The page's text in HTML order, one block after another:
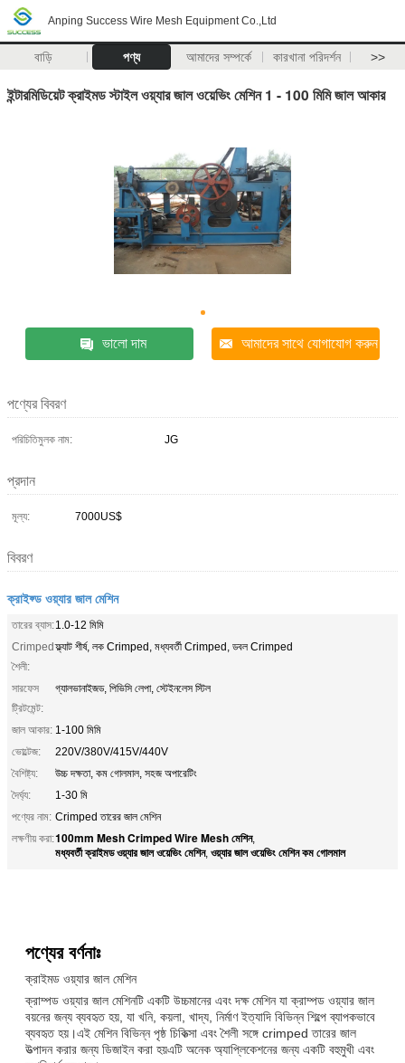
Anping Success Wire Mesh Equipment Co.,Ltd
বাড়ি পণ্য আমাদের সম্পর্কে কারখানা পরিদর্শন >>
ইন্টারমিডিয়েট ক্রাইমড স্টাইল ওয়্যার জাল ওয়েভিং মেশিন 1 - 100 মিমি জাল আকার
ভালো দাম আমাদের সাথে যোগাযোগ করুন
পণ্যের বিবরণ
পরিচিতিমুলক নাম: JG
প্রদান
মূল্য: 7000US$
বিবরণ
ক্রাইফ্ড ওয়্যার জাল মেশিন
তারের ব্যাস:1.0-12 মিমি
Crimped
শৈলী:
ফ্ল্যাট শীর্ষ, লক Crimped, মধ্যবর্তী Crimped, ডবল Crimped
সারফেস
ট্রিটমেন্ট:
গ্যালভানাইজড, পিভিসি লেপা, স্টেইনলেস স্টিল
জাল আকার: 1-100 মিমি
ভোল্টেজ:
220V/380V/415V/440V
বৈশিষ্ট্য:
উচ্চ দক্ষতা, কম গোলমাল, সহজ অপারেটিং
দৈর্ঘ্য:
1-30 মি
পণ্যের নাম: Crimped তারের জাল মেশিন
লক্ষণীয় করা:100mm Mesh Crimped Wire Mesh মেশিন,
মধ্যবর্তী ক্রাইমড ওয়্যার জাল ওয়েভিং মেশিন, ওয়্যার জাল ওয়েভিং মেশিন কম গোলমাল
পণ্যের বর্ণনাঃ
ক্রাইমড ওয়্যার জাল মেশিন
ক্রাম্পড ওয়্যার জাল মেশিনটি একটি উচ্চমানের এবং দক্ষ মেশিন যা ক্রাম্পড ওয়্যার জাল
বয়নের জন্য ব্যবহৃত হয়, যা খনি, কয়লা, খাদ্য, নির্মাণ ইত্যাদি বিভিন্ন শিল্পে ব্যাপকভাবে
ব্যবহৃত হয়।এই মেশিন বিভিন্ন পৃষ্ঠ চিকিত্সা এবং শৈলী সঙ্গে crimped তারের জাল
উত্পাদন করার জন্য ডিজাইন করা হয়এটি অনেক অ্যাপ্লিকেশনের জন্য একটি বহুমুখী এবং